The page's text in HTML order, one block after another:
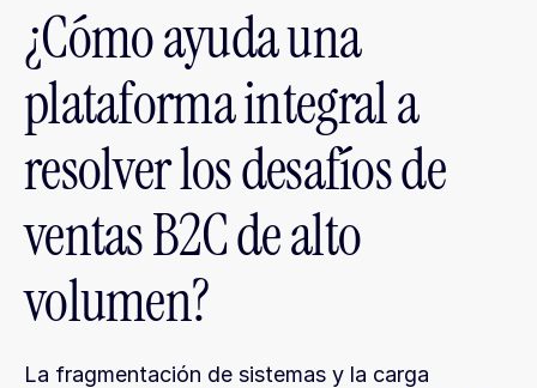
¿Cómo ayuda una
plataforma integral a
resolver los desafíos de
ventas B2C de alto
volumen?
La fragmentación de sistemas y la carga